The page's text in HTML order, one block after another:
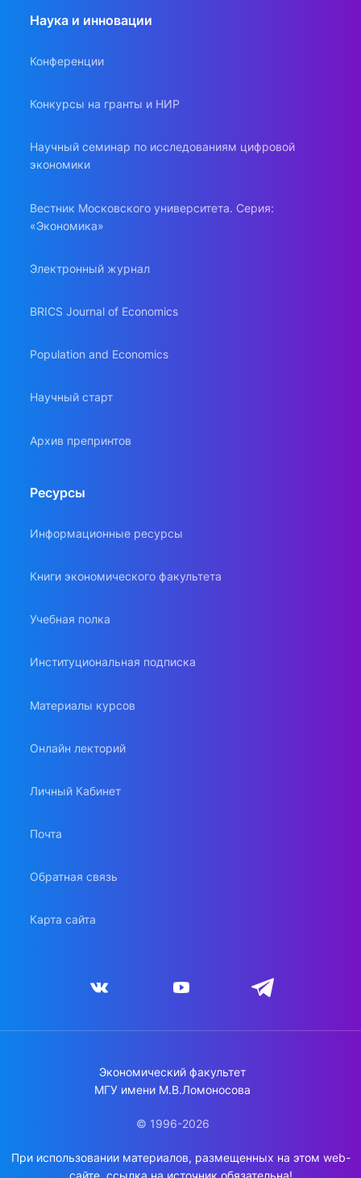
Наука и инновации
Конференции
Конкурсы на гранты и НИР
Научный семинар по исследованиям цифровой
экономики
Вестник Московского университета. Серия:
«Экономика»
Электронный журнал
BRICS Journal of Economics
Population and Economics
Научный старт
Архив препринтов
Ресурсы
Информационные ресурсы
Книги экономического факультета
Учебная полка
Институциональная подписка
Материалы курсов
Онлайн лекторий
Личный Кабинет
Почта
Обратная связь
Карта сайта
Экономический факультет
МГУ имени М.В.Ломоносова
© 1996-2026
При использовании материалов, размещенных на этом web-
сайте, ссылка на источник обязательна!